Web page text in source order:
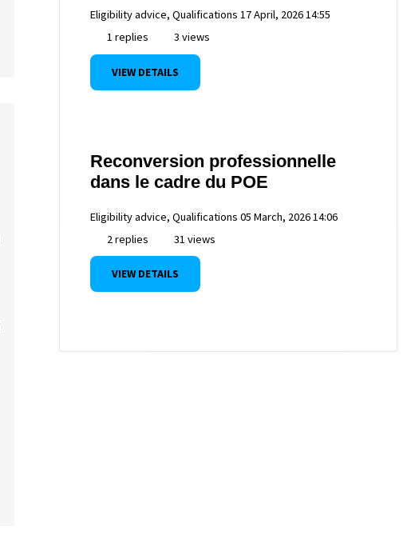
Eligibility advice, Qualifications 17 April, 2026 14:55
1 replies
3 views
VIEW DETAILS
Reconversion professionnelle
dans le cadre du POE
Eligibility advice, Qualifications 05 March, 2026 14:06
2 replies
31 views
VIEW DETAILS